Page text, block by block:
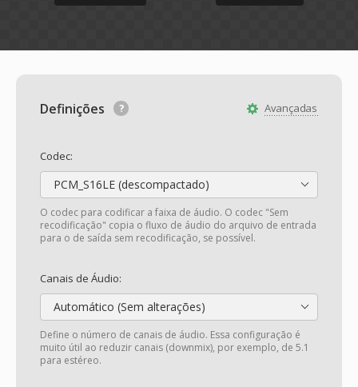
Avançadas
Definições
Codec:
PCM_S16LE (descompactado)
O codec para codificar a faixa de áudio. O codec "Sem
recodificação" copia o fluxo de áudio do arquivo de entrada
para o de saída sem recodificação, se possível.
Canais de Áudio:
Automático (Sem alterações)
Define o número de canais de áudio. Essa configuração é
muito útil ao reduzir canais (downmix), por exemplo, de 5.1
para estéreo.